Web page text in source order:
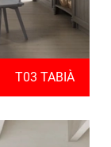
T03 TABIÀ